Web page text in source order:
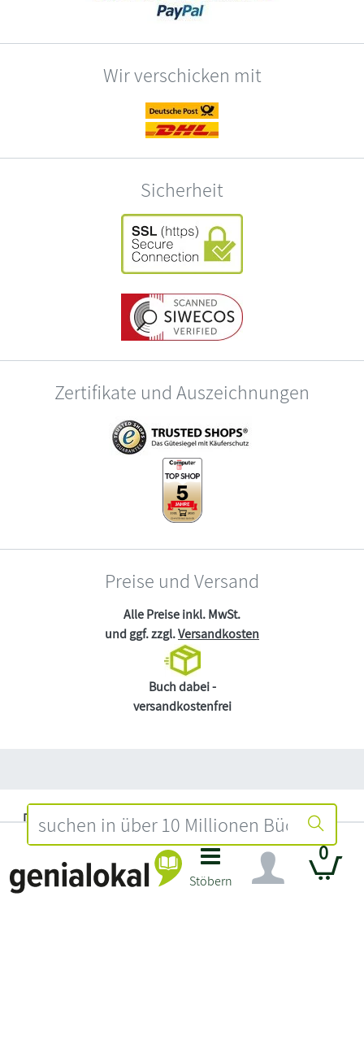
Stöbern
0
Wir verschicken mit
Sicherheit
Zertifikate und Auszeichnungen
Preise und Versand
Alle Preise inkl. MwSt.
und ggf. zzgl.Versandkosten
Buch dabei -
versandkostenfrei
Datenschutz
Impressum